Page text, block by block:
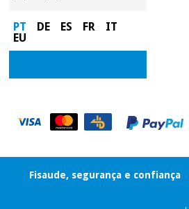
PT DE ES FR
IT
EU
Fisaude, segurança e confiança